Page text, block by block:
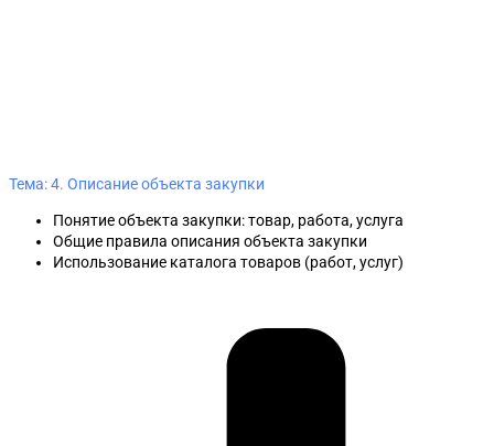
Тема: 4. Описание объекта закупки
Понятие объекта закупки: товар, работа, услуга
Общие правила описания объекта закупки
Использование каталога товаров (работ, услуг)